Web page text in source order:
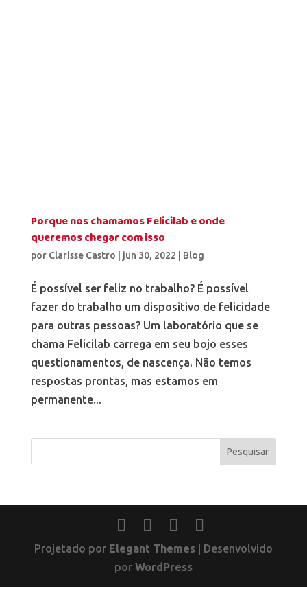
Porque nos chamamos Felicilab e onde
queremos chegar com isso
por Clarisse Castro jun 30, 2022 Blog
É possível ser feliz no trabalho? É possível
fazer do trabalho um dispositivo de felicidade
para outras pessoas? Um laboratório que se
chama Felicilab carrega em seu bojo esses
questionamentos, de nascença. Não temos
respostas prontas, mas estamos em
permanente...
Projetado por Elegant Themes| Desenvolvido
por WordPress